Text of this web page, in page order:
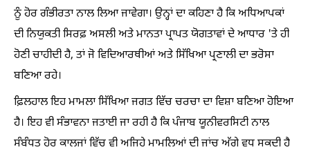
ਨੂੰ ਹੋਰ ਗੰਭੀਰਤਾ ਨਾਲ ਲਿਆ ਜਾਵੇਗਾ। ਉਨ੍ਹਾਂ ਦਾ ਕਹਿਣਾ ਹੈ ਕਿ ਅਧਿਆਪਕਾਂ
ਦੀ ਨਿਯੁਕਤੀ ਸਿਰਫ਼ ਅਸਲੀ ਅਤੇ ਮਾਨਤਾ ਪ੍ਰਾਪਤ ਯੋਗਤਾਵਾਂ ਦੇ ਆਧਾਰ 'ਤੇ ਹੀ
ਹੋਣੀ ਚਾਹੀਦੀ ਹੈ, ਤਾਂ ਜੋ ਵਿਦਿਆਰਥੀਆਂ ਅਤੇ ਸਿੱਖਿਆ ਪ੍ਰਣਾਲੀ ਦਾ ਭਰੋਸਾ
ਬਣਿਆ ਰਹੇ।
ਫ਼ਿਲਹਾਲ ਇਹ ਮਾਮਲਾ ਸਿੱਖਿਆ ਜਗਤ ਵਿੱਚ ਚਰਚਾ ਦਾ ਵਿਸ਼ਾ ਬਣਿਆ ਹੋਇਆ
ਹੈ। ਇਹ ਵੀ ਸੰਭਾਵਨਾ ਜਤਾਈ ਜਾ ਰਹੀ ਹੈ ਕਿ ਪੰਜਾਬ ਯੂਨੀਵਰਸਿਟੀ ਨਾਲ
ਸੰਬੰਧਤ ਹੋਰ ਕਾਲਜਾਂ ਵਿੱਚ ਵੀ ਅਜਿਹੇ ਮਾਮਲਿਆਂ ਦੀ ਜਾਂਚ ਅੱਗੇ ਵਧ ਸਕਦੀ ਹੈ